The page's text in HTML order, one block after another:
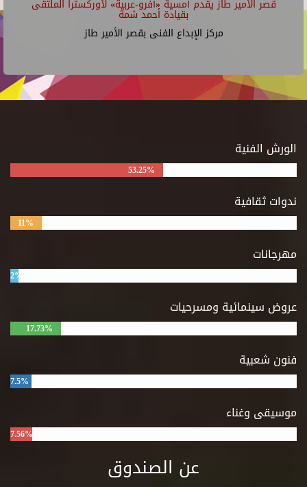
قصر الأمير طاز يقدم أمسية «أفرو-عربية» لأوركسترا الملتقى
بقيادة أحمد شمة
مركز الإبداع الفنى بقصر الأمير طاز
الورش الفنية
53.25%
ندوات ثقافية
11%
مهرجانات
2%
عروض سينمائية ومسرحيات
17.73%
فنون شعبية
7.5%
موسيقى وغناء
7.56%
عن الصندوق